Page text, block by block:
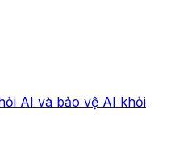
AI và bảo vệ AI khỏi